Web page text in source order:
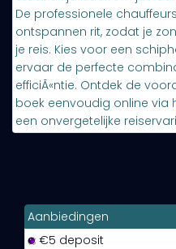
De professionele
ontspannen rit, zodat je
je reis. Kies voor een
ervaar de perfecte
efficiÃ«ntie. Ontdek de
boek eenvoudig online via
een onvergetelijke
Aanbiedingen
€5 deposit